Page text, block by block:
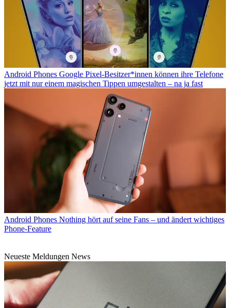
Android Phones Google Pixel-Besitzer*innen können ihre Telefone
jetzt mit nur einem magischen Tippen umgestalten – na ja fast
Android Phones Nothing hört auf seine Fans – und ändert wichtiges
Phone-Feature
Neueste Meldungen News